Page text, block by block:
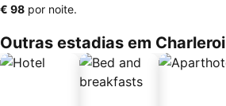
‎€ 98 por noite.
Outras estadias em Charleroi